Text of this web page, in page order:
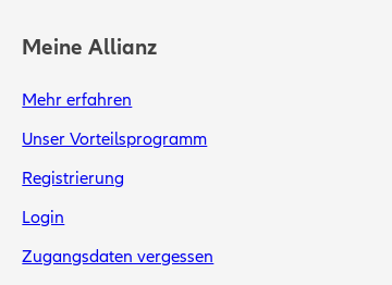
Meine Allianz
Mehr erfahren
Unser Vorteilsprogramm
Registrierung
Login
Zugangsdaten vergessen